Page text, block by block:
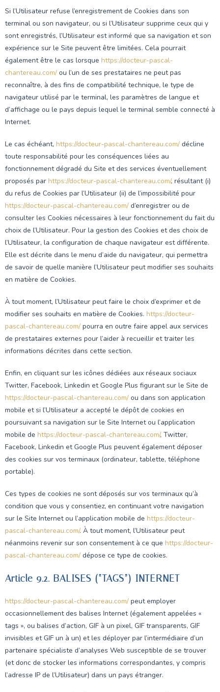
Si l’Utilisateur refuse l’enregistrement de Cookies dans son
terminal ou son navigateur, ou si l’Utilisateur supprime ceux qui y
sont enregistrés, l’Utilisateur est informé que sa navigation et son
expérience sur le Site peuvent être limitées. Cela pourrait
également être le cas lorsque https://docteur-pascal-
chantereau.com/ ou l’un de ses prestataires ne peut pas
reconnaître, à des fins de compatibilité technique, le type de
navigateur utilisé par le terminal, les paramètres de langue et
d’affichage ou le pays depuis lequel le terminal semble connecté à
Internet.
Le cas échéant, https://docteur-pascal-chantereau.com/ décline
toute responsabilité pour les conséquences liées au
fonctionnement dégradé du Site et des services éventuellement
proposés par https://docteur-pascal-chantereau.com/, résultant (i)
du refus de Cookies par l’Utilisateur (ii) de l’impossibilité pour
https://docteur-pascal-chantereau.com/ d’enregistrer ou de
consulter les Cookies nécessaires à leur fonctionnement du fait du
choix de l’Utilisateur. Pour la gestion des Cookies et des choix de
l’Utilisateur, la configuration de chaque navigateur est différente.
Elle est décrite dans le menu d’aide du navigateur, qui permettra
de savoir de quelle manière l’Utilisateur peut modifier ses souhaits
en matière de Cookies.
À tout moment, l’Utilisateur peut faire le choix d’exprimer et de
modifier ses souhaits en matière de Cookies. https://docteur-
pascal-chantereau.com/ pourra en outre faire appel aux services
de prestataires externes pour l’aider à recueillir et traiter les
informations décrites dans cette section.
Enfin, en cliquant sur les icônes dédiées aux réseaux sociaux
Twitter, Facebook, Linkedin et Google Plus figurant sur le Site de
https://docteur-pascal-chantereau.com/ ou dans son application
mobile et si l’Utilisateur a accepté le dépôt de cookies en
poursuivant sa navigation sur le Site Internet ou l’application
mobile de https://docteur-pascal-chantereau.com/, Twitter,
Facebook, Linkedin et Google Plus peuvent également déposer
des cookies sur vos terminaux (ordinateur, tablette, téléphone
portable).
Ces types de cookies ne sont déposés sur vos terminaux qu’à
condition que vous y consentiez, en continuant votre navigation
sur le Site Internet ou l’application mobile de https://docteur-
pascal-chantereau.com/. À tout moment, l’Utilisateur peut
néanmoins revenir sur son consentement à ce que https://docteur-
pascal-chantereau.com/ dépose ce type de cookies.
Article 9.2. BALISES (“TAGS”) INTERNET
https://docteur-pascal-chantereau.com/ peut employer
occasionnellement des balises Internet (également appelées «
tags », ou balises d’action, GIF à un pixel, GIF transparents, GIF
invisibles et GIF un à un) et les déployer par l’intermédiaire d’un
partenaire spécialiste d’analyses Web susceptible de se trouver
(et donc de stocker les informations correspondantes, y compris
l’adresse IP de l’Utilisateur) dans un pays étranger.